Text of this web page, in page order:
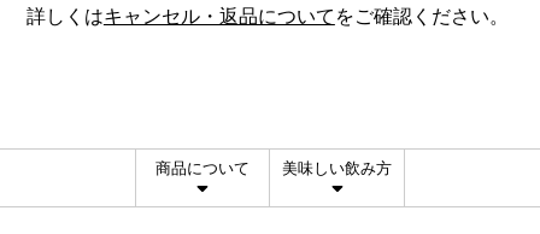
詳しくはキャンセル・返品について をご確認ください。
商品について 美味しい飲み方